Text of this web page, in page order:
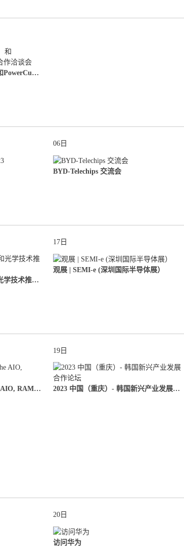
无锡物联网创新中心（中）和PowerCubeSemi （韩）公司合作洽谈会
06日
BYD-Telechips 交流会
出席张家港经开区半导体和光学技术推介会
17日
观展 | SEMI-e (深圳国际半导体展）
企业一对一对接交流会 (The AIO, RAMAXEL, Rayson)
19日
2023 中国（重庆）- 韩国新兴产业发展合作论坛
20日
访问华为